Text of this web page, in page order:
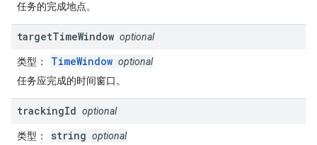
任务的完成地点。
targetTimeWindow optional
类型 ： TimeWindow optional
任务应完成的时间窗口。
trackingId optional
类型 ： string optional